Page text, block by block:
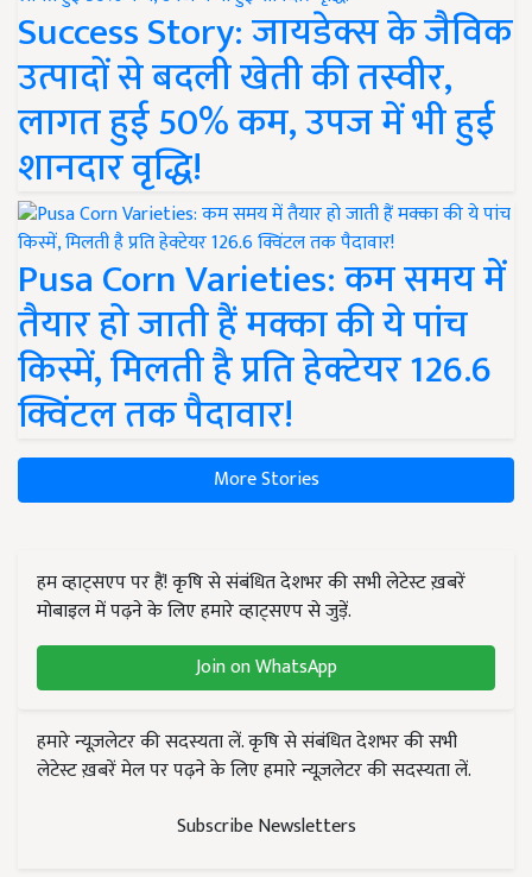
Success Story: जायडेक्स के जैविक
उत्पादों से बदली खेती की तस्वीर,
लागत हुई 50% कम, उपज में भी हुई
शानदार वृद्धि!
Pusa Corn Varieties: कम समय में
तैयार हो जाती हैं मक्का की ये पांच
किस्में, मिलती है प्रति हेक्टेयर 126.6
क्विंटल तक पैदावार!
More Stories
हम व्हाट्सएप पर हैं! कृषि से संबंधित देशभर की सभी लेटेस्ट ख़बरें
मोबाइल में पढ़ने के लिए हमारे व्हाट्सएप से जुड़ें.
Join on WhatsApp
हमारे न्यूज़लेटर की सदस्यता लें. कृषि से संबंधित देशभर की सभी
लेटेस्ट ख़बरें मेल पर पढ़ने के लिए हमारे न्यूज़लेटर की सदस्यता लें.
Subscribe Newsletters